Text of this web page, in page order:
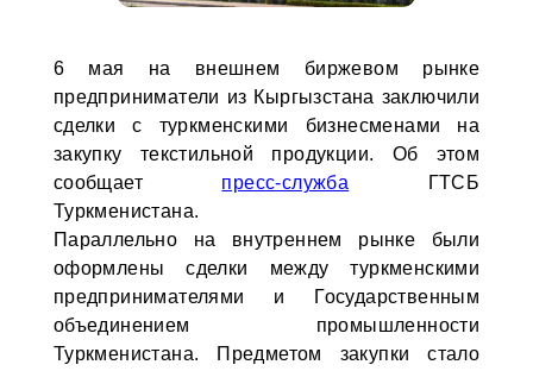
6 мая на внешнем биржевом рынке
предприниматели из Кыргызстана заключили
сделки с туркменскими бизнесменами на
закупку текстильной продукции. Об этом
сообщает пресс-служба ГТСБ
Туркменистана.
Параллельно на внутреннем рынке были
оформлены сделки между туркменскими
предпринимателями и Государственным
объединением промышленности
Туркменистана. Предметом закупки стало